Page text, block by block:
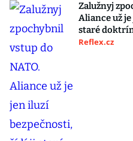
Zalužnyj
Aliance už
staré
Reflex.cz